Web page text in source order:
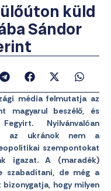
küld
Sándor
média felmutatja az
magyarul beszélő, és
Nyilvánvalóan
az ukránok nem a
szempontokat
igazat. A (maradék)
szabadítani, de még a
hogy milyen